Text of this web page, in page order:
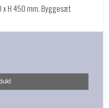
x H 450 mm. Byggesæt